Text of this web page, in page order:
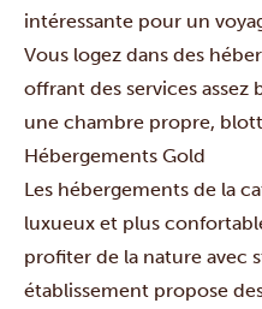
intéressante pour un
Vous logez dans des
offrant des services assez
une chambre propre,
Hébergements Gold
Les hébergements de la
luxueux et plus
profiter de la nature avec
établissement propose